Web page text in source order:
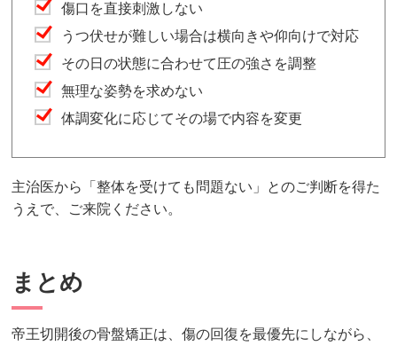
傷口を直接刺激しない
うつ伏せが難しい場合は横向きや仰向けで対応
その日の状態に合わせて圧の強さを調整
無理な姿勢を求めない
体調変化に応じてその場で内容を変更
主治医から「整体を受けても問題ない」とのご判断を得た
うえで、ご来院ください。
まとめ
帝王切開後の骨盤矯正は、傷の回復を最優先にしながら、